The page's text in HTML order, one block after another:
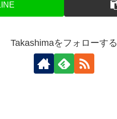
Takashimaをフォローする